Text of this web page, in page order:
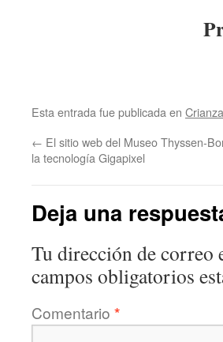
Esta entrada fue publicada en Crianza
← El sitio web del Museo Thyssen-
la tecnología Gigapixel
Deja una
Tu dirección de correo
campos obligatorios
Comentario *